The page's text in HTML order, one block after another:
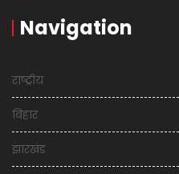
Navigation
राष्ट्रीय
बिहार
झारखंड